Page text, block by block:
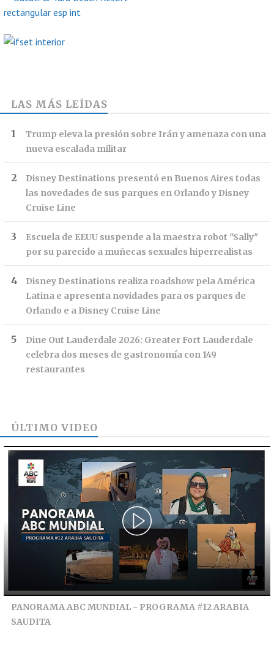
LAS MÁS LEÍDAS
Trump eleva la presión sobre Irán y amenaza con una
nueva escalada militar
Disney Destinations presentó en Buenos Aires todas
las novedades de sus parques en Orlando y Disney
Cruise Line
Escuela de EEUU suspende a la maestra robot "Sally"
por su parecido a muñecas sexuales hiperrealistas
Disney Destinations realiza roadshow pela América
Latina e apresenta novidades para os parques de
Orlando e a Disney Cruise Line
Dine Out Lauderdale 2026: Greater Fort Lauderdale
celebra dos meses de gastronomía con 149
restaurantes
ÚLTIMO VIDEO
PANORAMA ABC MUNDIAL - PROGRAMA #12 ARABIA
SAUDITA